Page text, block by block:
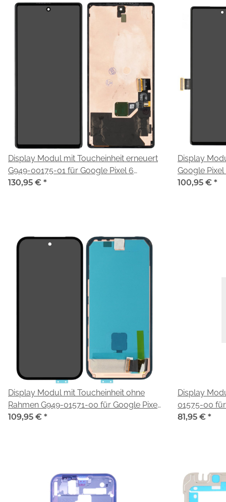
Display Modul mit Toucheinheit erneuert
G949-00175-01 für Google Pixel 6
(GB7N6)
130,95 € *
Display
Google Pixel
100,95 € *
Display Modul mit Toucheinheit ohne
Rahmen G949-01571-00 für Google Pixel
10a (GE1GQ GV0BP G4H7L)
109,95 € *
Display
01575-00 für
GV0BP
81,95 € *